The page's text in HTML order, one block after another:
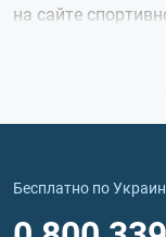
на сайте
Протеин нужен
повышения
обеспечения
Бесплатно по